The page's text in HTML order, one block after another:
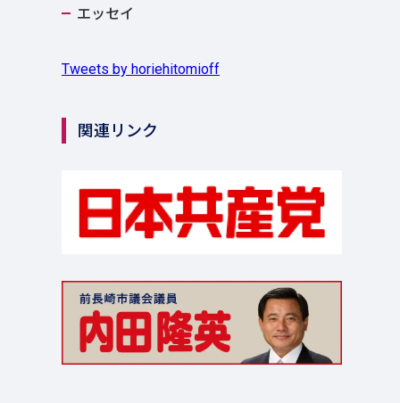
エッセイ
Tweets by horiehitomioff
関連リンク